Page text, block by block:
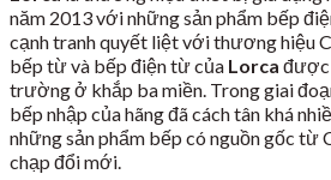
năm 2013 với những sản phẩm bếp
cạnh tranh quyết liệt với thương hiệu
bếp từ và bếp điện từ của Lorca được
trường ở khắp ba miền. Trong giai
bếp nhập của hãng đã cách tân khá
những sản phẩm bếp có nguồn gốc từ
chạp đổi mới.